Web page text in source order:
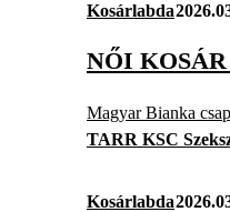
Kosárlabda
NŐI
Magyar Bianka
TARR KSC
Kosárlabda